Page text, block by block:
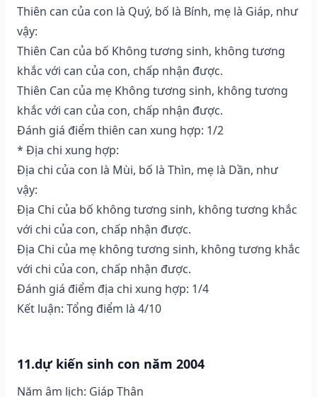
Thiên can của con là Quý, bố là Bính, mẹ là Giáp, như
vậy:
Thiên Can của bố Không tương sinh, không tương
khắc với can của con, chấp nhận được.
Thiên Can của mẹ Không tương sinh, không tương
khắc với can của con, chấp nhận được.
Đánh giá điểm thiên can xung hợp: 1/2
* Địa chi xung hợp:
Địa chi của con là Mùi, bố là Thìn, mẹ là Dần, như
vậy:
Địa Chi của bố không tương sinh, không tương khắc
với chi của con, chấp nhận được.
Địa Chi của mẹ không tương sinh, không tương khắc
với chi của con, chấp nhận được.
Đánh giá điểm địa chi xung hợp: 1/4
Kết luận: Tổng điểm là 4/10
11.dự kiến sinh con năm 2004
Năm âm lịch: Giáp Thân